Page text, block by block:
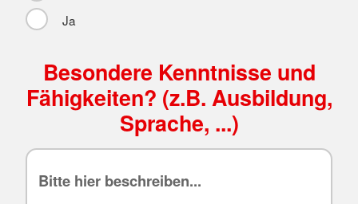
Ja
Besondere Kenntnisse und
Fähigkeiten? (z.B. Ausbildung,
Sprache, ...)